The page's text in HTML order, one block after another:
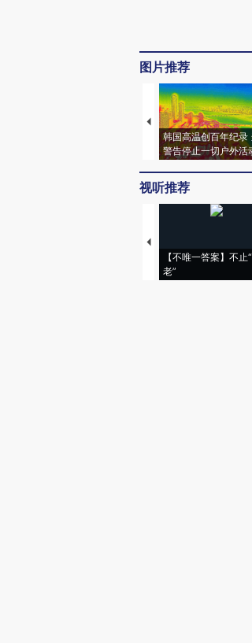
图片推荐
韩国高温创百年纪录
警告停止一切户外活
视听推荐
【不唯一答案】不止
老”